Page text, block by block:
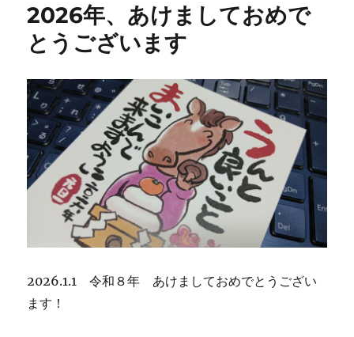
2026年、あけましておめで
とうございます
2026.1.1 令和８年 あけましておめでとうござい
ます！